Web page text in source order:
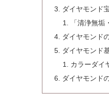
ダイヤモンド
「清浄無垢
ダイヤモンド
ダイヤモンド
カラーダイ
ダイヤモンド